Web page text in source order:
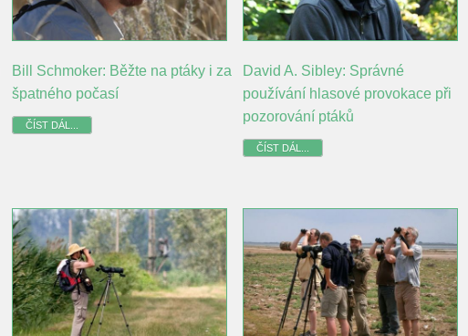
Bill Schmoker: Běžte na ptáky i za
špatného počasí
ČÍST DÁL...
David A. Sibley: Správné
používání hlasové provokace při
pozorování ptáků
ČÍST DÁL...